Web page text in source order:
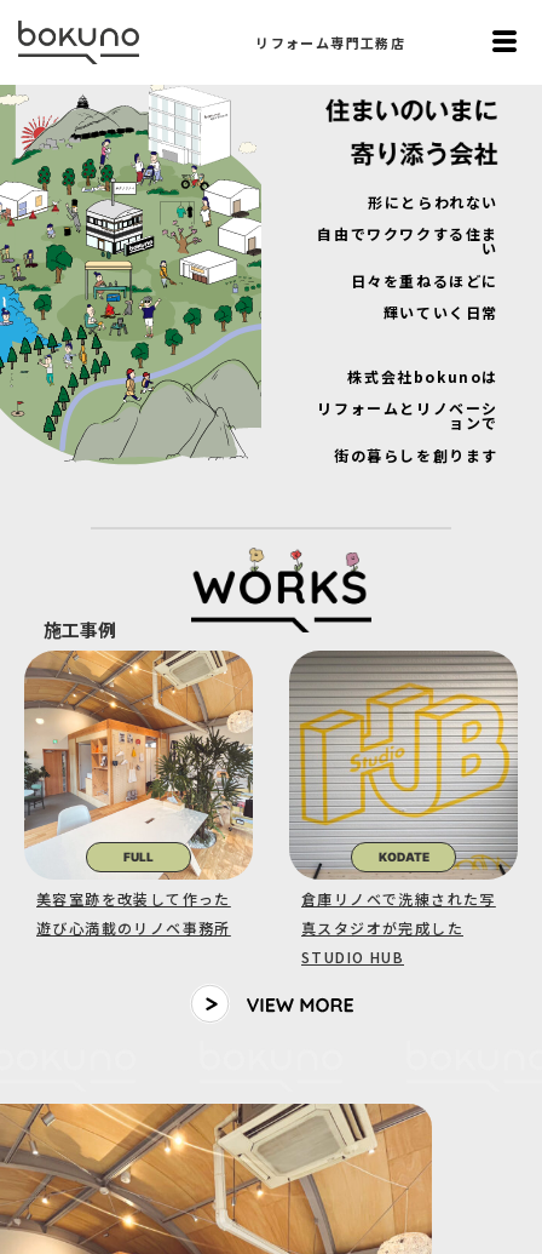
リフォーム専門工務店
形にとらわれない
自由でワクワクする住ま
い
日々を重ねるほどに
輝いていく日常
株式会社bokunoは
リフォームとリノベーシ
ョンで
街の暮らしを創ります
施工事例
FULL
美容室跡を改装して作った
遊び心満載のリノベ事務所
KODATE
倉庫リノベで洗練された写
真スタジオが完成した
STUDIO HUB